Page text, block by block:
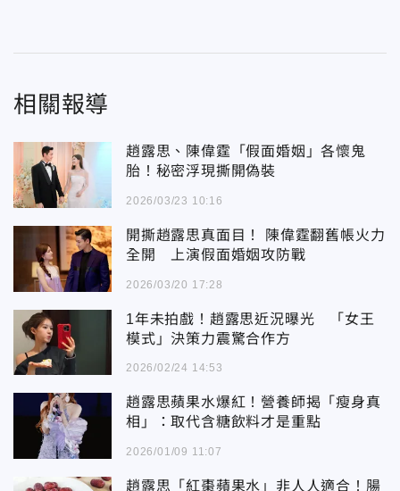
相關報導
趙露思、陳偉霆「假面婚姻」各懷鬼
胎！秘密浮現撕開偽裝
2026/03/23 10:16
開撕趙露思真面目！ 陳偉霆翻舊帳火力
全開 上演假面婚姻攻防戰
2026/03/20 17:28
1年未拍戲！趙露思近況曝光 「女王
模式」決策力震驚合作方
2026/02/24 14:53
趙露思蘋果水爆紅！營養師揭「瘦身真
相」：取代含糖飲料才是重點
2026/01/09 11:07
趙露思「紅棗蘋果水」非人人適合！腸